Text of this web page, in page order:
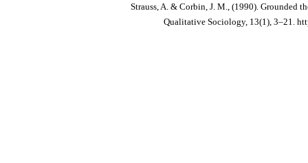
Strauss, A. & Corbin, J. M., (1990). Grounded
Qualitative Sociology, 13(1), 3–21.